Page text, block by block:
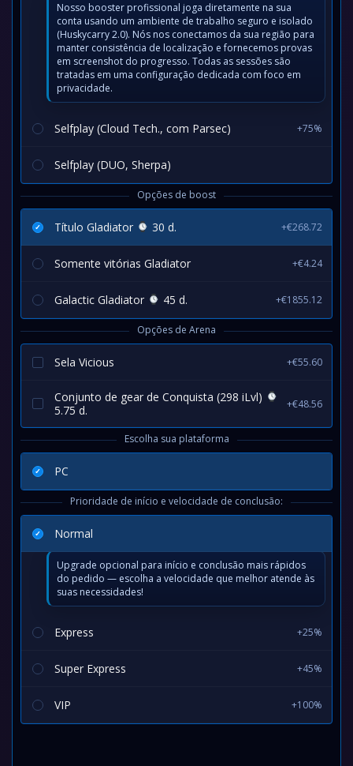
Nosso booster profissional joga diretamente na sua
conta usando um ambiente de trabalho seguro e isolado
(Huskycarry 2.0). Nós nos conectamos da sua região para
manter consistência de localização e fornecemos provas
em screenshot do progresso. Todas as sessões são
tratadas em uma configuração dedicada com foco em
privacidade.
Selfplay (Cloud Tech., com Parsec) +75%
Selfplay (DUO, Sherpa)
Opções de boost
Título Gladiator 30 d. +€268.72
Somente vitórias Gladiator +€4.24
Galactic Gladiator 45 d. +€1855.12
Opções de Arena
Sela Vicious +€55.60
Conjunto de gear de Conquista (298 iLvl)
5.75 d.
+€48.56
Escolha sua plataforma
PC
Prioridade de início e velocidade de conclusão:
Normal
Upgrade opcional para início e conclusão mais rápidos
do pedido — escolha a velocidade que melhor atende às
suas necessidades!
Express +25%
Super Express +45%
VIP +100%